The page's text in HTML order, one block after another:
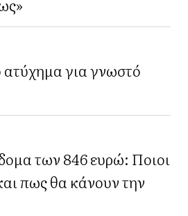
για γνωστό
των 846 ευρώ: Ποιοι
πως θα κάνουν την